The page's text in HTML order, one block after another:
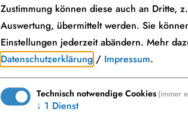
Möchten Sie von OpenStreetMap/
Zustimmung können diese auch an Dritte,
Auswertung, übermittelt werden. Sie
Einstellungen jederzeit abändern. Mehr
Datenschutzerklärung / Impressum.
Technisch notwendige Cookies (immer
↓ 1 Dienst